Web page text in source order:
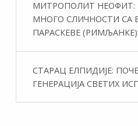
МИТРОПОЛИТ НЕОФИТ:
МНОГО СЛИЧНОСТИ СА
ПАРАСКЕВЕ (РИМЉАНКЕ)
СТАРАЦ ЕЛПИДИЈЕ:
ГЕНЕРАЦИЈА СВЕТИХ